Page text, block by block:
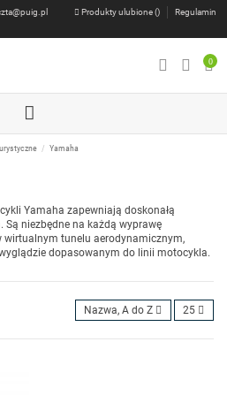
Produkty ulubione ()
Regulamin
0
Yamaha
Yamaha zapewniają doskonałą
niezbędne na każdą wyprawę
tunelu aerodynamicznym,
dopasowanym do linii motocykla.
Nazwa, A do Z 25